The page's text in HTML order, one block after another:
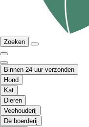
Zoeken
Binnen 24 uur verzonden
Hond
Kat
Dieren
Veehouderij
De boerderij